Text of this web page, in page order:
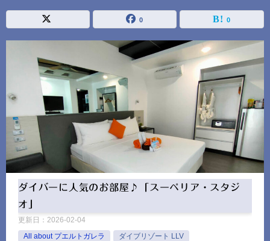
0 0
ダイバーに人気のお部屋♪「スーペリア・スタジ
オ」
更新日： 2026-02-04
All about プエルトガレラ
ダイブリゾート LLV